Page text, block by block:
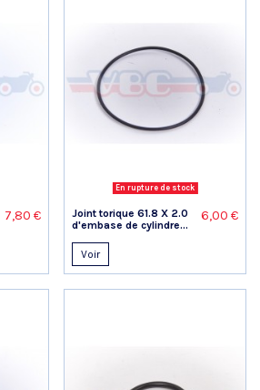
7,80 €
En rupture de stock
Joint torique 61.8 X 2.0
d'embase de cylindre...
6,00 €
Voir